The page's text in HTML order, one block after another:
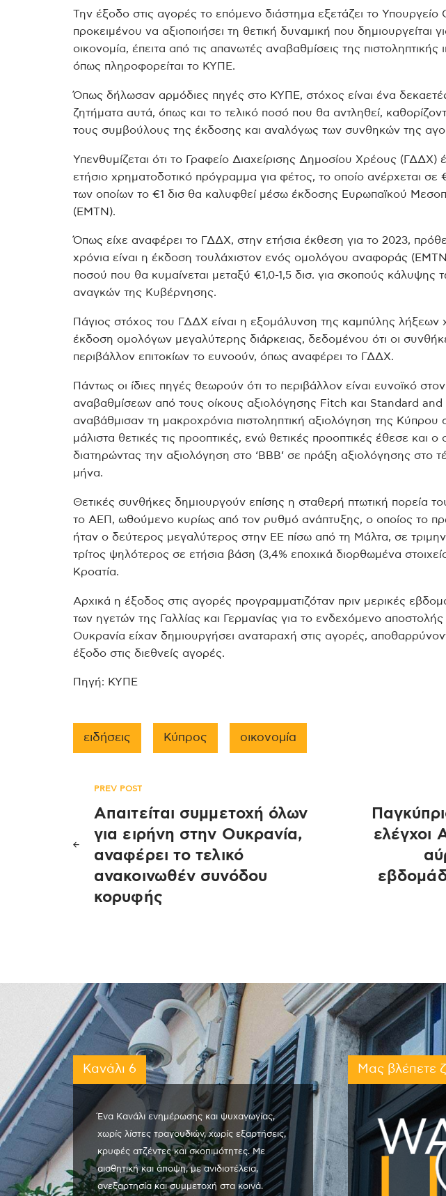
Την έξοδο στις αγορές το επόμενο διάστημα εξετάζει το Υπουργείο
προκειμένου να αξιοποιήσει τη θετική δυναμική που δημιουργείται
οικονομία, έπειτα από τις απανωτές αναβαθμίσεις της
όπως πληροφορείται το ΚΥΠΕ.
Όπως δήλωσαν αρμόδιες πηγές στο ΚΥΠΕ, στόχος είναι ένα
ζητήματα αυτά, όπως και το τελικό ποσό που θα αντληθεί,
τους συμβούλους της έκδοσης και αναλόγως των συνθηκών της
Υπενθυμίζεται ότι το Γραφείο Διαχείρισης Δημοσίου Χρέους (ΓΔΔΧ)
ετήσιο χρηματοδοτικό πρόγραμμα για φέτος, το οποίο ανέρχεται σε
των οποίων το €1 δισ θα καλυφθεί μέσω έκδοσης Ευρωπαϊκού
(ΕΜΤΝ).
Όπως είχε αναφέρει το ΓΔΔΧ, στην ετήσια έκθεση για το 2023,
χρόνια είναι η έκδοση τουλάχιστον ενός ομολόγου αναφοράς
ποσού που θα κυμαίνεται μεταξύ €1,0-1,5 δισ. για σκοπούς κάλυψης
αναγκών της Κυβέρνησης.
Πάγιος στόχος του ΓΔΔΧ είναι η εξομάλυνση της καμπύλης
έκδοση ομολόγων μεγαλύτερης διάρκειας, δεδομένου ότι οι
περιβάλλον επιτοκίων το ευνοούν, όπως αναφέρει το ΓΔΔΧ.
Πάντως οι ίδιες πηγές θεωρούν ότι το περιβάλλον είναι ευνοϊκό
αναβαθμίσεων από τους οίκους αξιολόγησης Fitch και Standard and
αναβάθμισαν τη μακροχρόνια πιστοληπτική αξιολόγηση της Κύπρου
μάλιστα θετικές τις προοπτικές, ενώ θετικές προοπτικές έθεσε και ο
διατηρώντας την αξιολόγηση στο ‘ΒΒΒ’ σε πράξη αξιολόγησης στο
μήνα.
Θετικές συνθήκες δημιουργούν επίσης η σταθερή πτωτική πορεία
το ΑΕΠ, ωθούμενο κυρίως από τον ρυθμό ανάπτυξης, ο οποίος το
ήταν ο δεύτερος μεγαλύτερος στην ΕΕ πίσω από τη Μάλτα, σε
τρίτος ψηλότερος σε ετήσια βάση (3,4% εποχικά διορθωμένα
Κροατία.
Αρχικά η έξοδος στις αγορές προγραμματιζόταν πριν μερικές
των ηγετών της Γαλλίας και Γερμανίας για το ενδεχόμενο
Ουκρανία είχαν δημιουργήσει αναταραχή στις αγορές,
έξοδο στις διεθνείς αγορές.
Πηγή: ΚΥΠΕ
ειδήσεις Κύπρος οικονομία
Πλοήγηση
άρθρων
PREV POST
Απαιτείται συμμετοχή όλων
για ειρήνη στην Ουκρανία,
αναφέρει το τελικό
ανακοινωθέν συνόδου
κορυφής
ελέγχοι
Κανάλι 6
Ένα Κανάλι ενημέρωσης και ψυχαγωγίας,
χωρίς λίστες τραγουδιών, χωρίς εξαρτήσεις,
κρυφές ατζέντες και σκοπιμότητες. Με
αισθητική και άποψη, με ανιδιοτέλεια,
ανεξαρτησία και συμμετοχή στα κοινά.
Μας βλέπετε